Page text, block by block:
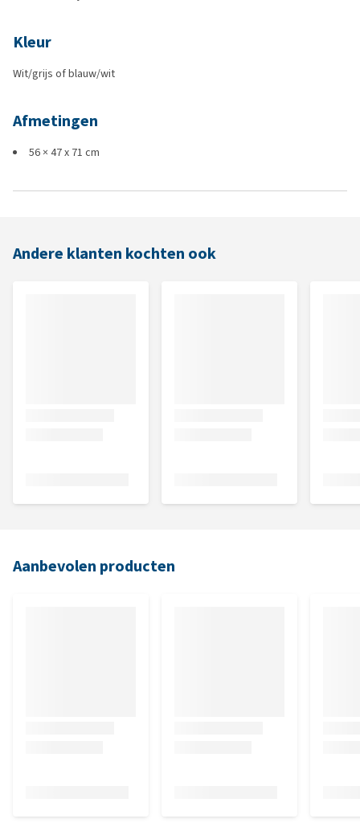
Kleur
Wit/grijs of blauw/wit
Afmetingen
56 × 47 x 71 cm
Andere klanten kochten ook
Aanbevolen producten